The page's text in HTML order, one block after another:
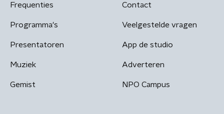
Frequenties
Programma's
Presentatoren
Muziek
Gemist
Contact
Veelgestelde vragen
App de studio
Adverteren
NPO Campus